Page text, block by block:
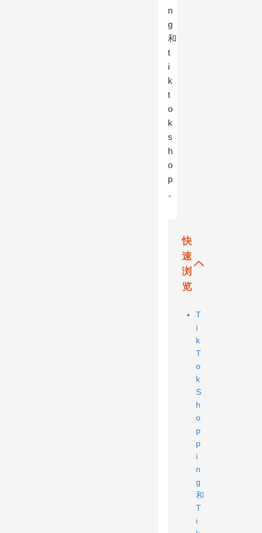
n
g
和
t
i
k
t
o
k
s
h
o
p
。
快
速
浏
览
T
i
k
T
o
k
S
h
o
p
p
i
n
g
和
T
i